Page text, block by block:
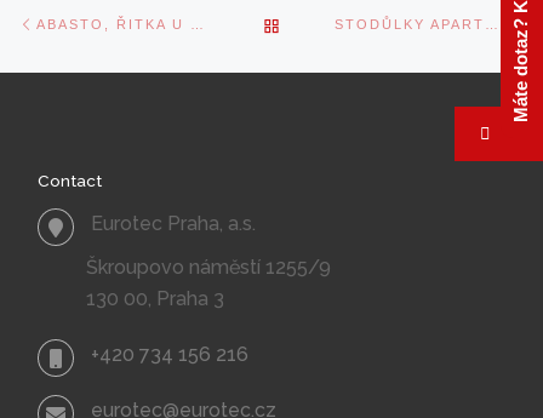
navigation
TO
Contact
Eurotec Praha, a.s.
Škroupovo náměstí 1255/9
130 00, Praha 3
+420 734 156 216
eurotec@eurotec.cz